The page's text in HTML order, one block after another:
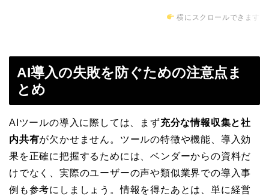
横にスクロールできます
AI導入の失敗を防ぐための注意点ま
とめ
AIツールの導入に際しては、まず充分な情報収集と社
内共有が欠かせません。ツールの特徴や機能、導入効
果を正確に把握するためには、ベンダーからの資料だ
けでなく、実際のユーザーの声や類似業界での導入事
例も参考にしましょう。情報を得たあとは、単に経営